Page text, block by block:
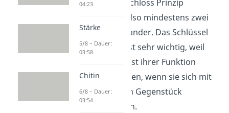
Beim Schlüssel Schloss Prinzip
sich also mindestens zwei
Moleküle miteinander. Das Schlüssel
Schloss Prinzip ist sehr wichtig, weil
viele Moleküle erst ihrer Funktion
nachgehen können, wenn sie sich mit
ihrem passenden Gegenstück
verbunden haben.
04:23
Stärke
5/8 – Dauer:
03:58
Chitin
6/8 – Dauer:
03:54